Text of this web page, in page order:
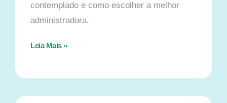
contemplado e como escolher a melhor
administradora.
Leia Mais »